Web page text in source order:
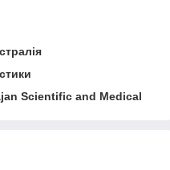
Scientific and Medical